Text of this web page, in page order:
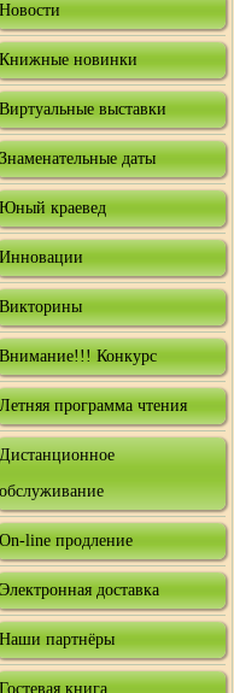
Новости
Книжные новинки
Виртуальные выставки
Знаменательные даты
Юный краевед
Инновации
Викторины
Внимание!!! Конкурс
Летняя программа чтения
Дистанционное
обслуживание
On-line продление
Электронная доставка
Наши партнёры
Гостевая книга